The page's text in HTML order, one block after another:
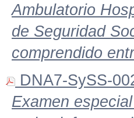
Ambulatorio
de Seguridad
comprendido
DNA7-SySS-
Examen